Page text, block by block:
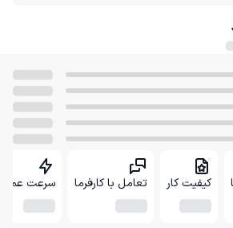
کیفیت کار تعامل با کارفرما سرعت عمل